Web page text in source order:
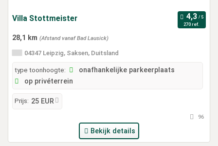
Villa Stottmeister
270 ref.
28,1 km (Afstand vanaf Bad Lausick)
04347 Leipzig, Saksen, Duitsland
type toonhoogte:
onafhankelijke parkeerplaats
op privéterrein
Prijs: 25 EUR
96
Bekijk details